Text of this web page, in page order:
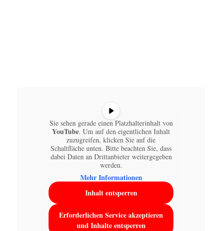
Sie sehen gerade einen Platzhalterinhalt von
YouTube. Um auf den eigentlichen Inhalt
zuzugreifen, klicken Sie auf die
Schaltfläche unten. Bitte beachten Sie, dass
dabei Daten an Drittanbieter weitergegeben
werden.
Mehr Informationen
Inhalt entsperren
Erforderlichen Service akzeptieren
und Inhalte entsperren